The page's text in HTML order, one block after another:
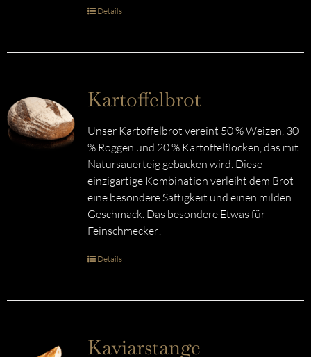
Details
Kartoffelbrot
Unser Kartoffelbrot vereint 50 % Weizen, 30
% Roggen und 20 % Kartoffelflocken, das mit
Natursauerteig gebacken wird. Diese
einzigartige Kombination verleiht dem Brot
eine besondere Saftigkeit und einen milden
Geschmack. Das besondere Etwas für
Feinschmecker!
Details
Kaviarstange